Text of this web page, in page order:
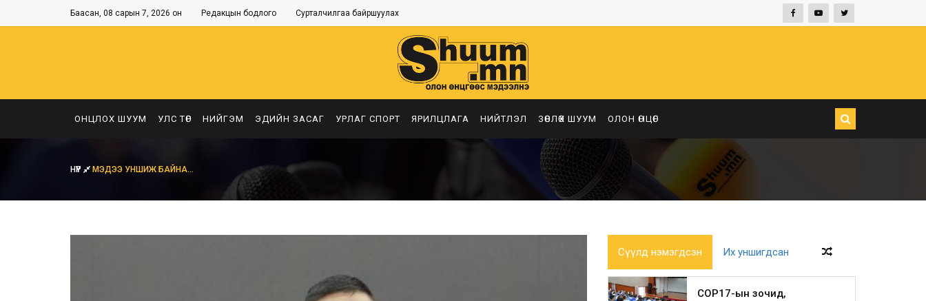
Баасан, 08 сарын 7, 2026 он Редакцын бодлого Сурталчилгаа байршуулах
ОНЦЛОХ ШУУМ УЛС ТӨР НИЙГЭМ ЭДИЙН ЗАСАГ УРЛАГ СПОРТ ЯРИЛЦЛАГА НИЙТЛЭЛ ЗӨВЛӨХ ШУУМ ОЛОН ӨНЦӨГ
НҮҮР МЭДЭЭ УНШИЖ БАЙНА...
Сүүлд нэмэгдсэн Их уншигдсан
COP17-ын зочид,